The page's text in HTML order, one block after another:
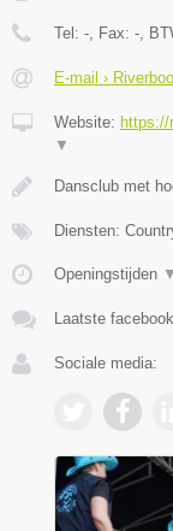
Tel: -, Fax: -,
E-mail ›
Website:
▼
Dansclub met
Diensten:
Openingstijden ▼
Laatste
Sociale media: